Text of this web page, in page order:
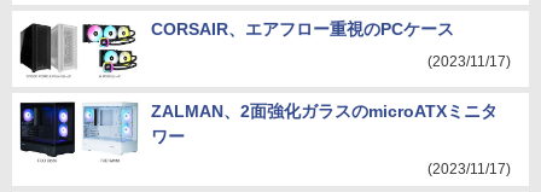
CORSAIR、エアフロー重視のPCケース
(2023/11/17)
ZALMAN、2面強化ガラスのmicroATXミニタ
ワー
(2023/11/17)